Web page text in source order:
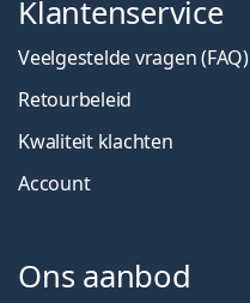
Klantenservice
Veelgestelde vragen (FAQ)
Retourbeleid
Kwaliteit klachten
Account
Ons aanbod